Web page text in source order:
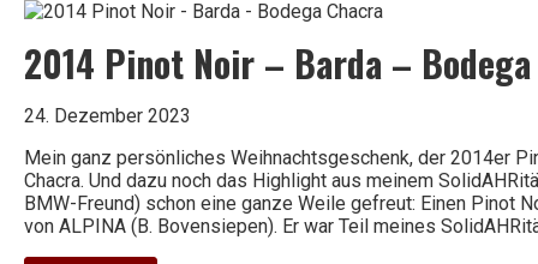
Superiore
2014 Pinot Noir – Barda –
24. Dezember 2023
Mein ganz persönliches Weihnachtsgeschenk, der 2014er
Chacra. Und dazu noch das Highlight aus meinem
BMW-Freund) schon eine ganze Weile gefreut: Einen Pinot
von ALPINA (B. Bovensiepen). Er war Teil meines